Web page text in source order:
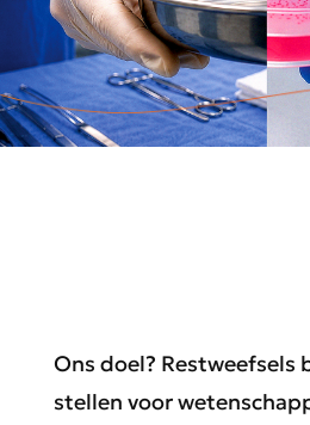
Ons doel? Restweefsels
stellen voor